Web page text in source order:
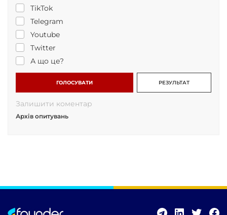
TikTok
Telegram
Youtube
Twitter
А що це?
ГОЛОСУВАТИ РЕЗУЛЬТАТ
Залишити коментар
Архів опитувань